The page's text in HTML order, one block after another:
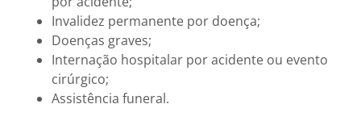
Invalidez permanente por doença;
Doenças graves;
Internação hospitalar por acidente ou evento
cirúrgico;
Assistência funeral.